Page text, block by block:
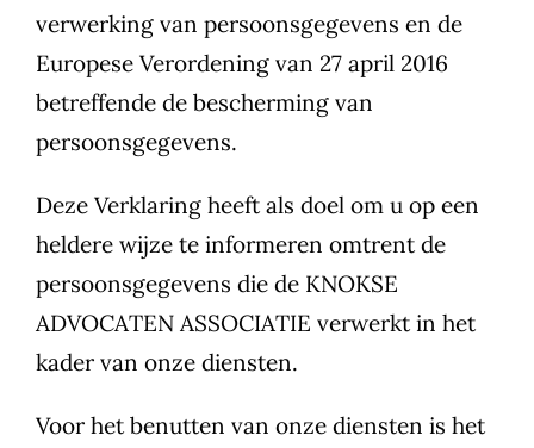
verwerking van persoonsgegevens en de
Europese Verordening van 27 april 2016
betreffende de bescherming van
persoonsgegevens.
Deze Verklaring heeft als doel om u op een
heldere wijze te informeren omtrent de
persoonsgegevens die de KNOKSE
ADVOCATEN ASSOCIATIE verwerkt in het
kader van onze diensten.
Voor het benutten van onze diensten is het